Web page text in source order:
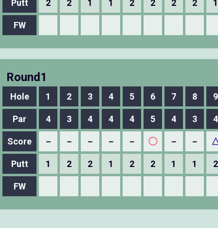
Putt 2 2 1 1 2 2 2 2 1
FW
Round1
Hole 1 2 3 4 5 6 7 8 9
Par 4 3 4 4 4 5 4 3 4
Score － － － － － ◯ － －
Putt 1 2 2 1 2 2 1 1 2
FW